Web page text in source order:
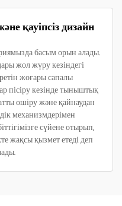
қауіпсіз дизайн
басым орын алады.
жол жүру кезіндегі
жоғары сапалы
пісіру кезінде тыныштық
өшіру және қайнаудан
механизмдерімен
сүйене отырып,
жақсы қызмет етеді деп